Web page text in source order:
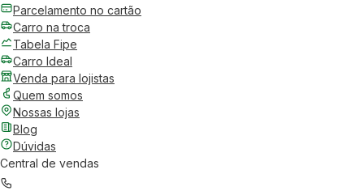
Parcelamento no cartão
Carro na troca
Tabela Fipe
Carro Ideal
Venda para lojistas
Quem somos
Nossas lojas
Blog
Dúvidas
Central de vendas